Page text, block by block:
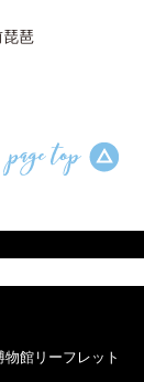
琶
物館リーフレット